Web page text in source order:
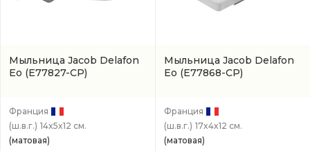
Мыльница Jacob Delafon
Eo (E77827-CP)
Франция
(ш.в.г.) 14x5x12 см.
(матовая)
Мыльница Jacob Delafon
Eo (E77868-CP)
Франция
(ш.в.г.) 17x4x12 см.
(матовая)